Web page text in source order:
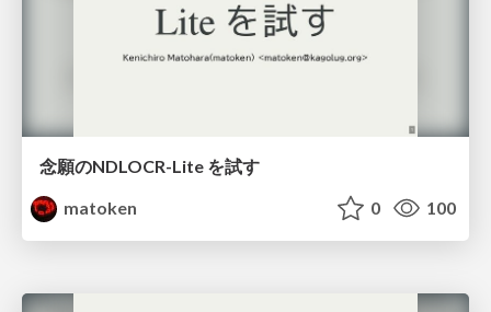
念願のNDLOCR-Lite を試す
matoken
0 100